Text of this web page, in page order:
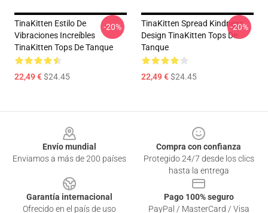
TinaKitten Estilo De
Vibraciones Increíbles
TinaKitten Tops De Tanque
22,49 €$24.45
-20%
TinaKitten Spread Kindness
Design TinaKitten Tops De
Tanque
22,49 €$24.45
-20%
Envío mundial
Enviamos a más de 200 países
Compra con confianza
Protegido 24/7 desde los clics
hasta la entrega
Garantía internacional
Ofrecido en el país de uso
Pago 100% seguro
PayPal / MasterCard / Visa